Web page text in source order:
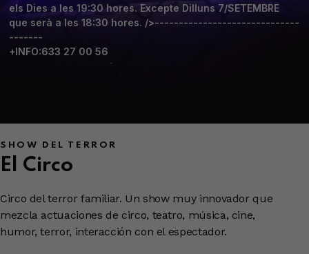
els Dies a les 19:30 hores. Excepte Dilluns 7/SETEMBRE
que serà a les 18:30 hores. />------------------------------
-------
+INFO:633 27 00 56
SHOW DEL TERROR
El Circo
Circo del terror familiar. Un show muy innovador que
mezcla actuaciones de circo, teatro, música, cine,
humor, terror, interacción con el espectador.